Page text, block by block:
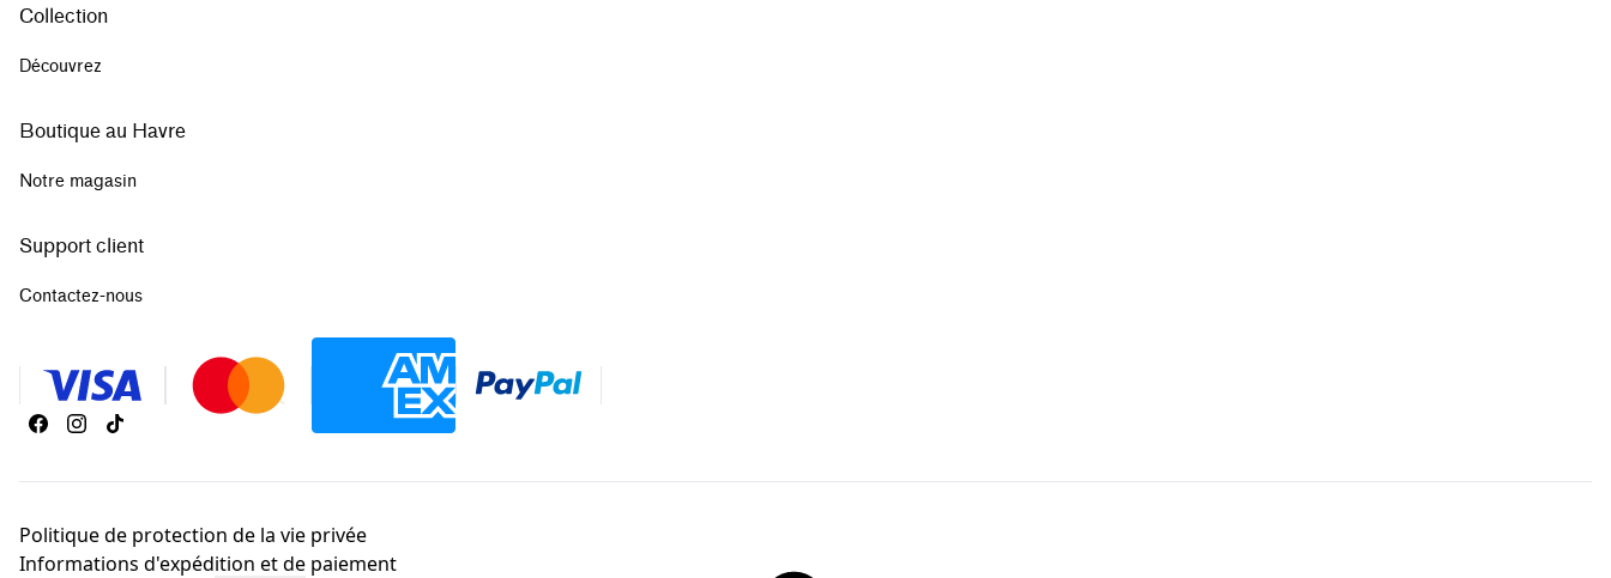
Collection
Découvrez
Boutique au Havre
Notre magasin
Support client
Contactez-nous
Politique de protection de la vie privée
Informations d'expédition et de paiement